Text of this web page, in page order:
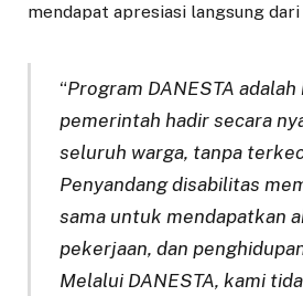
mendapat apresiasi langsung
“Program DANESTA
pemerintah hadir secara
seluruh warga, tanpa
Penyandang disabilitas
sama untuk mendapatkan
pekerjaan, dan
Melalui DANESTA, kami